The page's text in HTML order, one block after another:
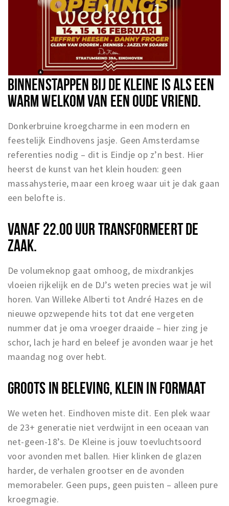
BINNENSTAPPEN BIJ DE KLEINE IS ALS EEN
WARM WELKOM VAN EEN OUDE VRIEND.
Donkerbruine kroegcharme in een modern en
feestelijk Eindhovens jasje. Geen Amsterdamse
referenties nodig – dit is Eindje op z’n best. Hier
heerst de kunst van het klein houden: geen
massahysterie, maar een kroeg waar uit je dak gaan
een belofte is.
VANAF 22.00 UUR TRANSFORMEERT DE
ZAAK.
De volumeknop gaat omhoog, de mixdrankjes
vloeien rijkelijk en de DJ’s weten precies wat je wil
horen. Van Willeke Alberti tot André Hazes en de
nieuwe opzwepende hits tot dat ene vergeten
nummer dat je oma vroeger draaide – hier zing je
schor, lach je hard en beleef je avonden waar je het
maandag nog over hebt.
GROOTS IN BELEVING, KLEIN IN FORMAAT
We weten het. Eindhoven miste dit. Een plek waar
de 23+ generatie niet verdwijnt in een oceaan van
net-geen-18’s. De Kleine is jouw toevluchtsoord
voor avonden met ballen. Hier klinken de glazen
harder, de verhalen grootser en de avonden
memorabeler. Geen pups, geen puisten – alleen pure
kroegmagie.